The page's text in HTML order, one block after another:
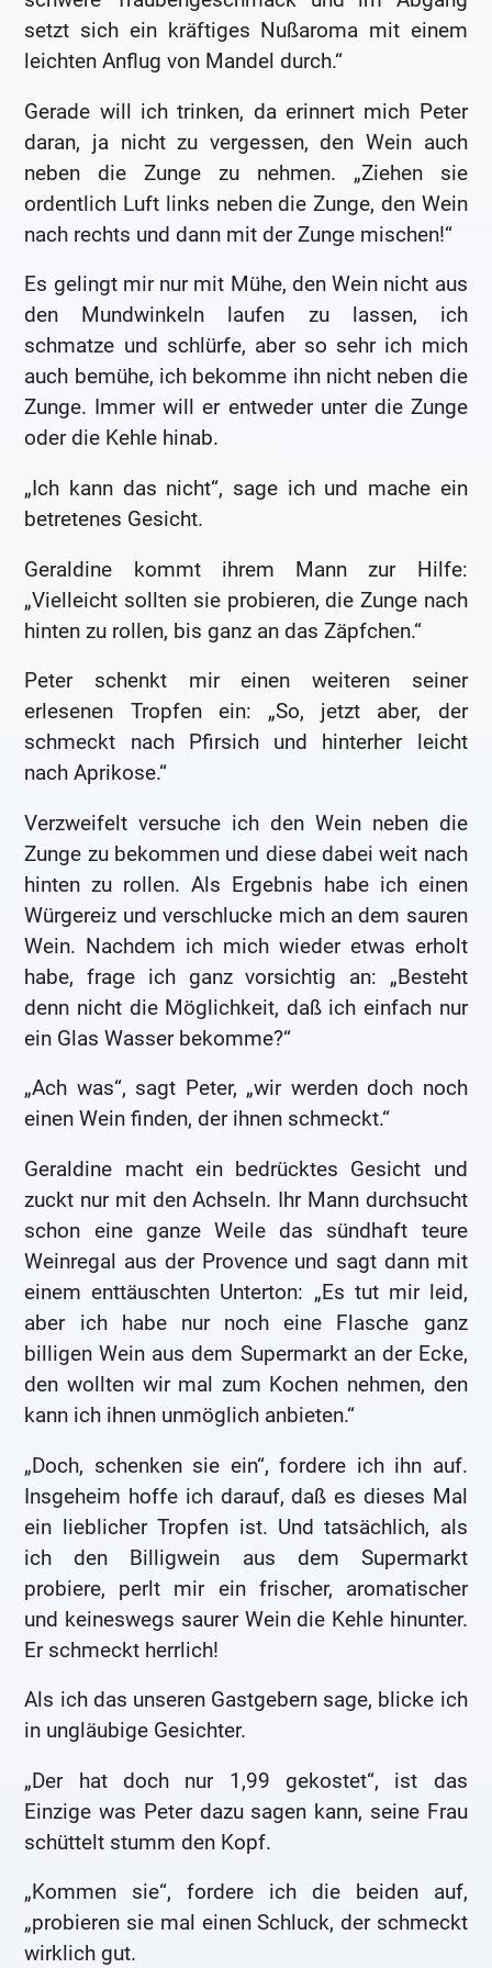
setzt sich ein kräftiges Nußaroma mit einem
leichten Anflug von Mandel durch.“
Gerade will ich trinken, da erinnert mich Peter
daran, ja nicht zu vergessen, den Wein auch
neben die Zunge zu nehmen. „Ziehen sie
ordentlich Luft links neben die Zunge, den Wein
nach rechts und dann mit der Zunge mischen!“
Es gelingt mir nur mit Mühe, den Wein nicht aus
den Mundwinkeln laufen zu lassen, ich
schmatze und schlürfe, aber so sehr ich mich
auch bemühe, ich bekomme ihn nicht neben die
Zunge. Immer will er entweder unter die Zunge
oder die Kehle hinab.
„Ich kann das nicht“, sage ich und mache ein
betretenes Gesicht.
Geraldine kommt ihrem Mann zur Hilfe:
„Vielleicht sollten sie probieren, die Zunge nach
hinten zu rollen, bis ganz an das Zäpfchen.“
Peter schenkt mir einen weiteren seiner
erlesenen Tropfen ein: „So, jetzt aber, der
schmeckt nach Pfirsich und hinterher leicht
nach Aprikose.“
Verzweifelt versuche ich den Wein neben die
Zunge zu bekommen und diese dabei weit nach
hinten zu rollen. Als Ergebnis habe ich einen
Würgereiz und verschlucke mich an dem sauren
Wein. Nachdem ich mich wieder etwas erholt
habe, frage ich ganz vorsichtig an: „Besteht
denn nicht die Möglichkeit, daß ich einfach nur
ein Glas Wasser bekomme?“
„Ach was“, sagt Peter, „wir werden doch noch
einen Wein finden, der ihnen schmeckt.“
Geraldine macht ein bedrücktes Gesicht und
zuckt nur mit den Achseln. Ihr Mann durchsucht
schon eine ganze Weile das sündhaft teure
Weinregal aus der Provence und sagt dann mit
einem enttäuschten Unterton: „Es tut mir leid,
aber ich habe nur noch eine Flasche ganz
billigen Wein aus dem Supermarkt an der Ecke,
den wollten wir mal zum Kochen nehmen, den
kann ich ihnen unmöglich anbieten.“
„Doch, schenken sie ein“, fordere ich ihn auf.
Insgeheim hoffe ich darauf, daß es dieses Mal
ein lieblicher Tropfen ist. Und tatsächlich, als
ich den Billigwein aus dem Supermarkt
probiere, perlt mir ein frischer, aromatischer
und keineswegs saurer Wein die Kehle hinunter.
Er schmeckt herrlich!
Als ich das unseren Gastgebern sage, blicke ich
in ungläubige Gesichter.
„Der hat doch nur 1,99 gekostet“, ist das
Einzige was Peter dazu sagen kann, seine Frau
schüttelt stumm den Kopf.
„Kommen sie“, fordere ich die beiden auf,
„probieren sie mal einen Schluck, der schmeckt
wirklich gut.